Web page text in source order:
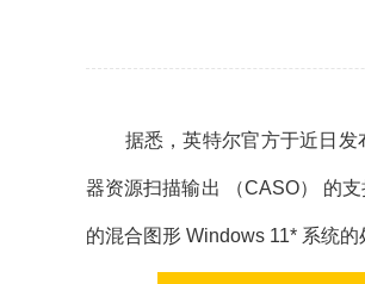
据悉，英特尔官方于近日发布
器资源扫描输出 （CASO） 的
的混合图形 Windows 11* 系统的